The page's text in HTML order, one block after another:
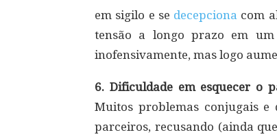
em sigilo e se decepciona com
tensão a longo prazo em um
inofensivamente, mas logo
6. Dificuldade em esquecer o
Muitos problemas conjugais
parceiros, recusando (ainda